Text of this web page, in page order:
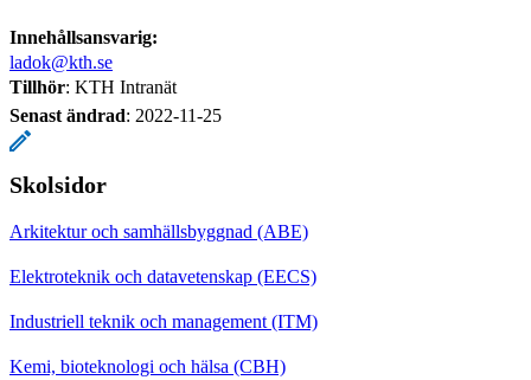
Innehållsansvarig:
ladok@kth.se
Tillhör: KTH Intranät
Senast ändrad: 2022-11-25
Skolsidor
Arkitektur och samhällsbyggnad (ABE)
Elektroteknik och datavetenskap (EECS)
Industriell teknik och management (ITM)
Kemi, bioteknologi och hälsa (CBH)